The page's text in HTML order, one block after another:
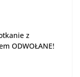
z
ODWOŁANE!